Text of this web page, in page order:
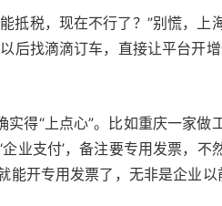
抵税，现在不行了？”别慌，
以后找滴滴订车，直接让平台
得“上点心”。比如重庆一家
业支付’，备注要专用发票，
能开专用发票了，无非是企业